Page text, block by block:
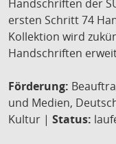
Handschriften der
ersten Schritt 74
Kollektion wird
Handschriften
Förderung:
und Medien,
Kultur | Status: